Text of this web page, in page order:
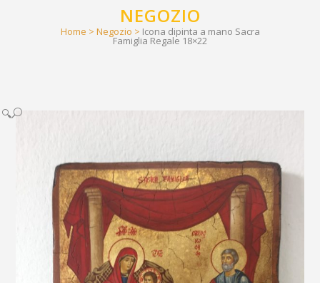
NEGOZIO
Home > Negozio > Icona dipinta a mano Sacra
Famiglia Regale 18×22
🔍